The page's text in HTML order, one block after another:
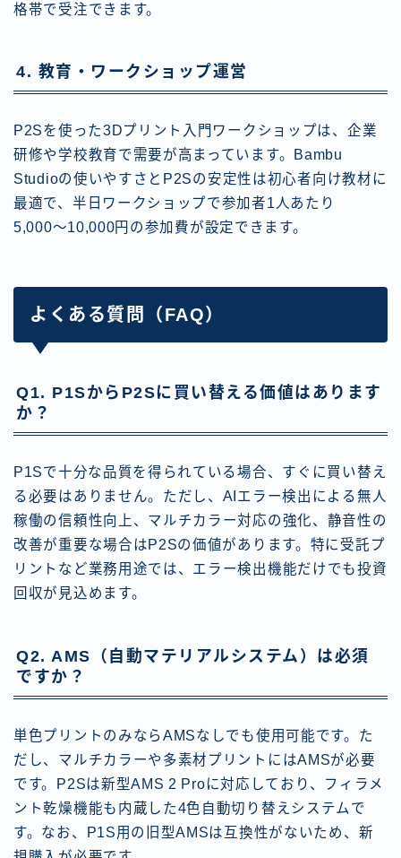
格帯で受注できます。
4. 教育・ワークショップ運営
P2Sを使った3Dプリント入門ワークショップは、企業
研修や学校教育で需要が高まっています。Bambu
Studioの使いやすさとP2Sの安定性は初心者向け教材に
最適で、半日ワークショップで参加者1人あたり
5,000〜10,000円の参加費が設定できます。
よくある質問（FAQ）
Q1. P1SからP2Sに買い替える価値はあります
か？
P1Sで十分な品質を得られている場合、すぐに買い替え
る必要はありません。ただし、AIエラー検出による無人
稼働の信頼性向上、マルチカラー対応の強化、静音性の
改善が重要な場合はP2Sの価値があります。特に受託プ
リントなど業務用途では、エラー検出機能だけでも投資
回収が見込めます。
Q2. AMS（自動マテリアルシステム）は必須
ですか？
単色プリントのみならAMSなしでも使用可能です。た
だし、マルチカラーや多素材プリントにはAMSが必要
です。P2Sは新型AMS 2 Proに対応しており、フィラメ
ント乾燥機能も内蔵した4色自動切り替えシステムで
す。なお、P1S用の旧型AMSは互換性がないため、新